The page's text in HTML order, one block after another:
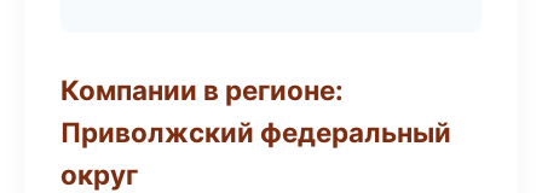
Компании в регионе:
Приволжский федеральный
округ